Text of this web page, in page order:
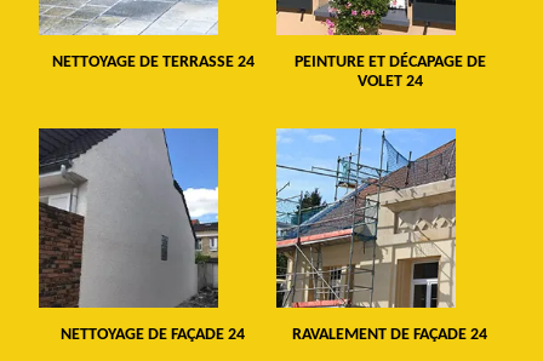
NETTOYAGE DE TERRASSE 24
PEINTURE ET DÉCAPAGE DE
VOLET 24
NETTOYAGE DE FAÇADE 24 RAVALEMENT DE FAÇADE 24